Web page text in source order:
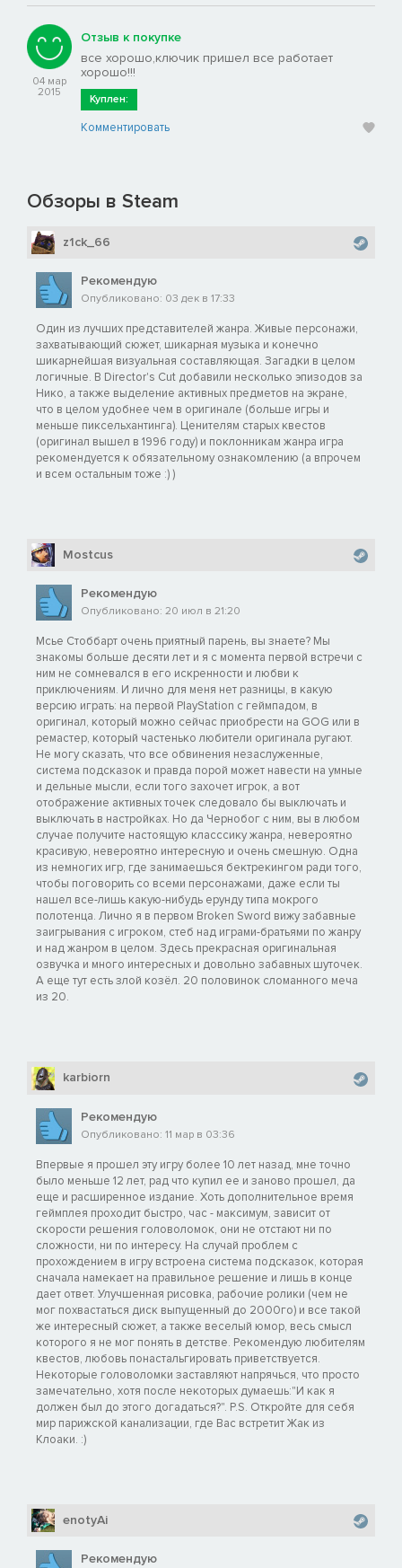
04 мар
2015
Отзыв к покупке
все хорошо,ключик пришел все работает
хорошо!!!
Куплен:
Комментировать
Обзоры в Steam
z1ck_66
Рекомендую
Опубликовано: 03 дек в 17:33
Один из лучших представителей жанра. Живые персонажи,
захватывающий сюжет, шикарная музыка и конечно
шикарнейшая визуальная составляющая. Загадки в целом
логичные. В Director's Cut добавили несколько эпизодов за
Нико, а также выделение активных предметов на экране,
что в целом удобнее чем в оригинале (больше игры и
меньше пиксельхантинга). Ценителям старых квестов
(оригинал вышел в 1996 году) и поклонникам жанра игра
рекомендуется к обязательному ознакомлению (а впрочем
и всем остальным тоже :) )
Mostcus
Рекомендую
Опубликовано: 20 июл в 21:20
Мсье Стоббарт очень приятный парень, вы знаете? Мы
знакомы больше десяти лет и я с момента первой встречи с
ним не сомневался в его искренности и любви к
приключениям. И лично для меня нет разницы, в какую
версию играть: на первой PlayStation с геймпадом, в
оригинал, который можно сейчас приобрести на GOG или в
ремастер, который частенько любители оригинала ругают.
Не могу сказать, что все обвинения незаслуженные,
система подсказок и правда порой может навести на умные
и дельные мысли, если того захочет игрок, а вот
отображение активных точек следовало бы выключать и
выключать в настройках. Но да Чернобог с ним, вы в любом
случае получите настоящую класссику жанра, невероятно
красивую, невероятно интересную и очень смешную. Одна
из немногих игр, где занимаешься бектрекингом ради того,
чтобы поговорить со всеми персонажами, даже если ты
нашел все-лишь какую-нибудь ерунду типа мокрого
полотенца. Лично я в первом Broken Sword вижу забавные
заигрывания с игроком, стеб над играми-братьями по жанру
и над жанром в целом. Здесь прекрасная оригинальная
озвучка и много интересных и довольно забавных шуточек.
А еще тут есть злой козёл. 20 половинок сломанного меча
из 20.
karbiorn
Рекомендую
Опубликовано: 11 мар в 03:36
Впервые я прошел эту игру более 10 лет назад, мне точно
было меньше 12 лет, рад что купил ее и заново прошел, да
еще и расширенное издание. Хоть дополнительное время
геймплея проходит быстро, час - максимум, зависит от
скорости решения головоломок, они не отстают ни по
сложности, ни по интересу. На случай проблем с
прохождением в игру встроена система подсказок, которая
сначала намекает на правильное решение и лишь в конце
дает ответ. Улучшенная рисовка, рабочие ролики (чем не
мог похвастаться диск выпущенный до 2000го) и все такой
же интересный сюжет, а также веселый юмор, весь смысл
которого я не мог понять в детстве. Рекомендую любителям
квестов, любовь понастальгировать приветствуется.
Некоторые головоломки заставляют напрячься, что просто
замечательно, хотя после некоторых думаешь:"И как я
должен был до этого догадаться?". P.S. Откройте для себя
мир парижской канализации, где Вас встретит Жак из
Клоаки. :)
enotyAi
Рекомендую